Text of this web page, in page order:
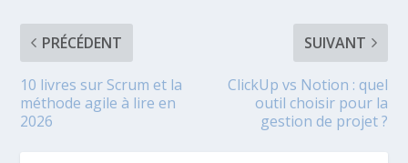
PRÉCÉDENT
10 livres sur Scrum et la
méthode agile à lire en
2026
SUIVANT
ClickUp vs Notion : quel
outil choisir pour la
gestion de projet ?